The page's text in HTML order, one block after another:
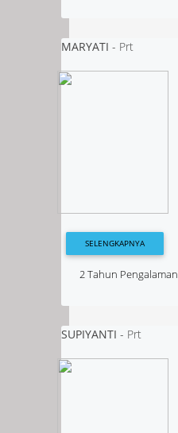
MARYATI - Prt
SELENGKAPNYA
2 Tahun Pengalaman
SUPIYANTI - Prt